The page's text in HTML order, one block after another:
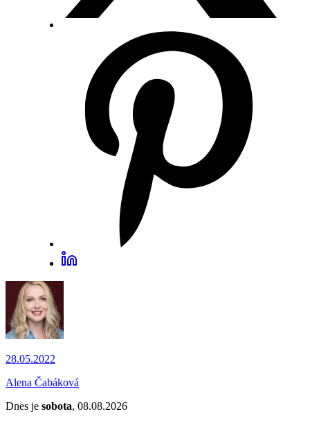
28.05.2022
Alena Čabáková
Dnes je sobota, 08.08.2026